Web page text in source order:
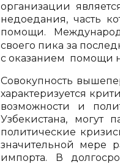
организации
недоедания, часть
помощи.
своего пика за
с оказанием помощи
Совокупность
характеризуется
возможности и
Узбекистана, могут
политические
значительной мере
импорта. В